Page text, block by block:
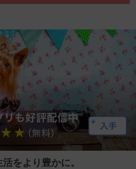
をより豊かに。